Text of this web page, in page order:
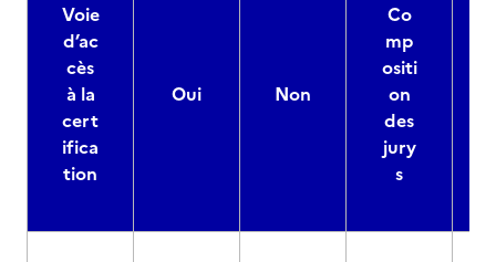
Voie
d’ac
cès
à la
cert
ifica
tion
Oui Non
Co
mp
ositi
on
des
jury
s